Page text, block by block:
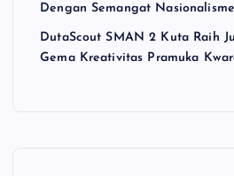
Dengan Semangat
DutaScout SMAN 2 Kuta Raih
Gema Kreativitas Pramuka